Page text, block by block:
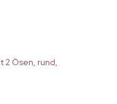
2 Ösen, rund,